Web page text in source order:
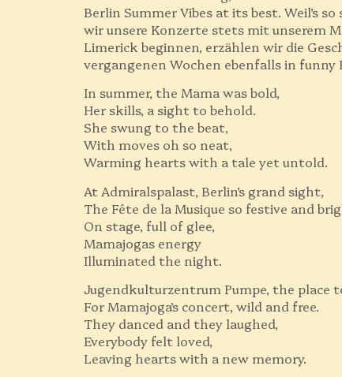
Berlin Summer Vibes at its best. Weil’s
wir unsere Konzerte stets mit unserem
Limerick beginnen, erzählen wir die
vergangenen Wochen ebenfalls in funny
In summer, the Mama was bold,
Her skills, a sight to behold.
She swung to the beat,
With moves oh so neat,
Warming hearts with a tale yet untold.
At Admiralspalast, Berlin’s grand sight,
The Fête de la Musique so festive and
On stage, full of glee,
Mamajogas energy
Illuminated the night.
Jugendkulturzentrum Pumpe, the place
For Mamajoga’s concert, wild and free.
They danced and they laughed,
Everybody felt loved,
Leaving hearts with a new memory.